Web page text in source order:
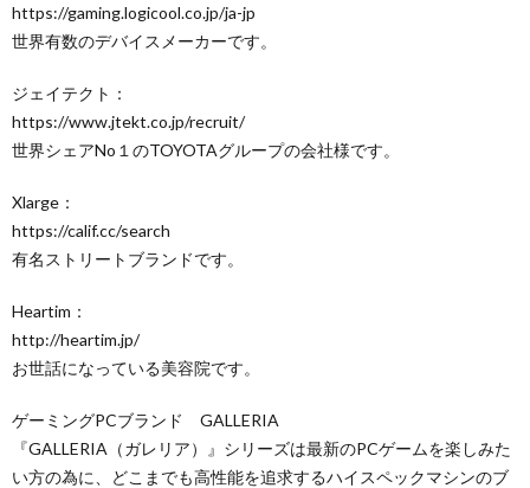
https://gaming.logicool.co.jp/ja-jp​
世界有数のデバイスメーカーです。
ジェイテクト：
https://www.jtekt.co.jp/recruit/​
世界シェアNo１のTOYOTAグループの会社様です。
Xlarge：
https://calif.cc/search​
有名ストリートブランドです。
Heartim：
http://heartim.jp/​
お世話になっている美容院です。
ゲーミングPCブランド GALLERIA
『GALLERIA（ガレリア）』シリーズは最新のPCゲームを楽しみた
い方の為に、どこまでも高性能を追求するハイスペックマシンのブ